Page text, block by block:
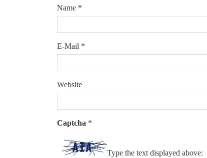
Name *
E-Mail *
Website
Captcha *
Type the text displayed above: